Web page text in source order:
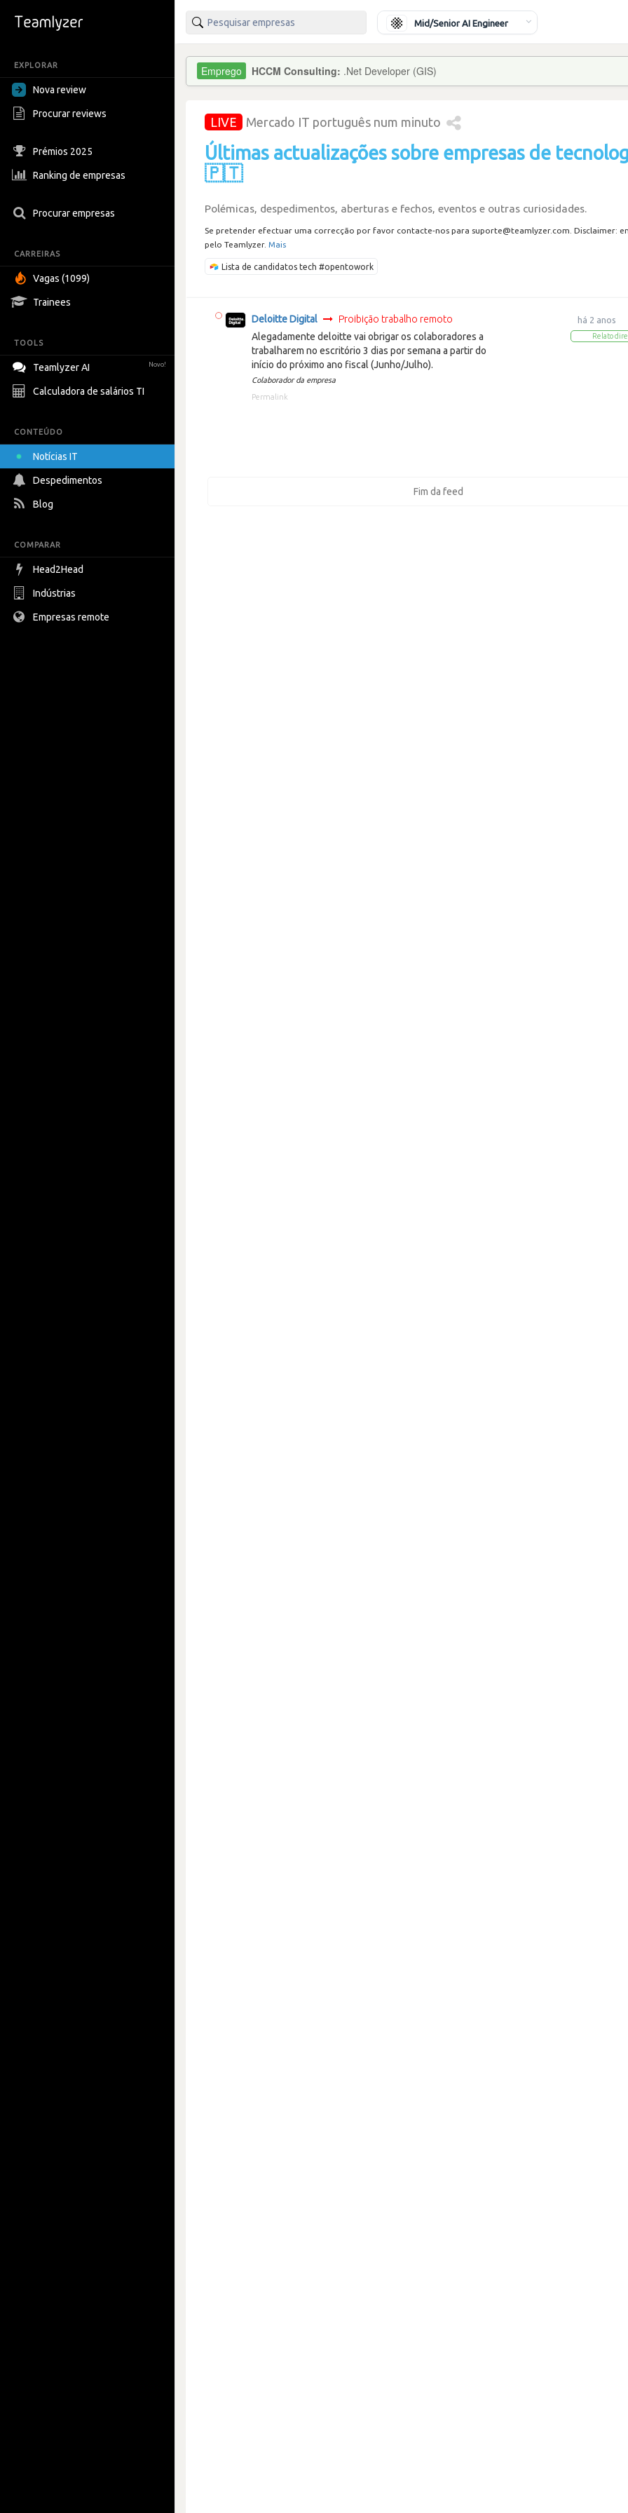
EXPLORAR
Nova review
Procurar reviews
Prémios 2025
Ranking de empresas
Procurar empresas
CARREIRAS
Vagas (1099)
Trainees
TOOLS
Teamlyzer AI Novo!
Calculadora de salários TI
CONTEÚDO
Notícias IT
Despedimentos
Blog
COMPARAR
Head2Head
Indústrias
Empresas remote
Mid/Senior AI Engineer
HCCM Consulting: .Net Developer (GIS)
LIVE Mercado IT português num minuto
Últimas actualizações sobre empresas de
🇵🇹
Polémicas, despedimentos, aberturas e fechos, eventos e outras curiosidades.
Se pretender efectuar uma correcção por favor contacte-nos para suporte@teamlyzer.com. Disclaimer:
pelo Teamlyzer. Mais
Lista de candidatos tech #opentowork
há 2 anos
Relato
Deloitte Digital
Proibição trabalho remoto
Alegadamente deloitte vai obrigar os colaboradores a
trabalharem no escritório 3 dias por semana a partir do
início do próximo ano fiscal (Junho/Julho).
Colaborador da empresa
Permalink
Fim da feed